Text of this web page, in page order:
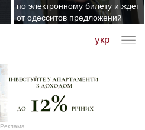
по электронному билету и ждет
от одесситов предложений
укр
Реклама